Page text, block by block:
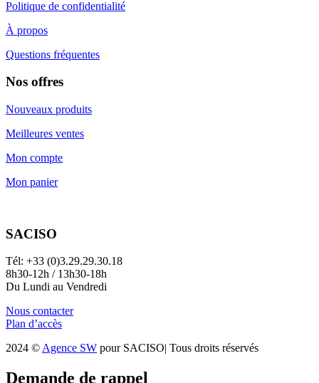
Politique de confidentialité
À propos
Questions fréquentes
Nos offres
Nouveaux produits
Meilleures ventes
Mon compte
Mon panier
SACISO
Tél: +33 (0)3.29.29.30.18
8h30-12h / 13h30-18h
Du Lundi au Vendredi
Nous contacter
Plan d’accès
2024 ©Agence SW pour SACISO| Tous droits réservés
Demande de rappel